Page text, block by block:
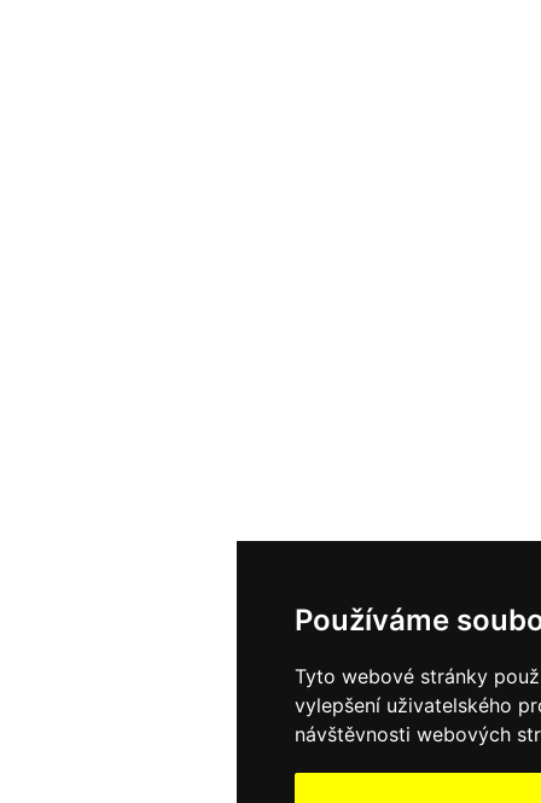
Používáme
Tyto webové stránky
vylepšení uživatelského
návštěvnosti webových